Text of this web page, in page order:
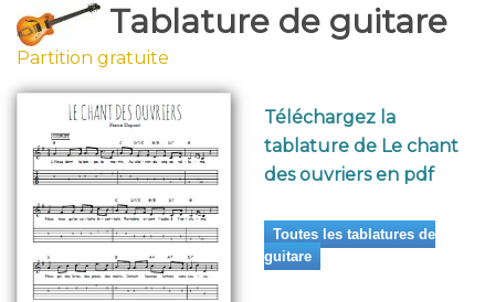
Tablature de guitare
Partition gratuite
Téléchargez la
tablature de Le chant
des ouvriers en pdf
Toutes les tablatures de
guitare